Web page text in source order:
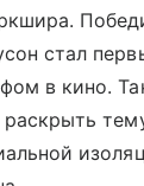
стал
в кино.